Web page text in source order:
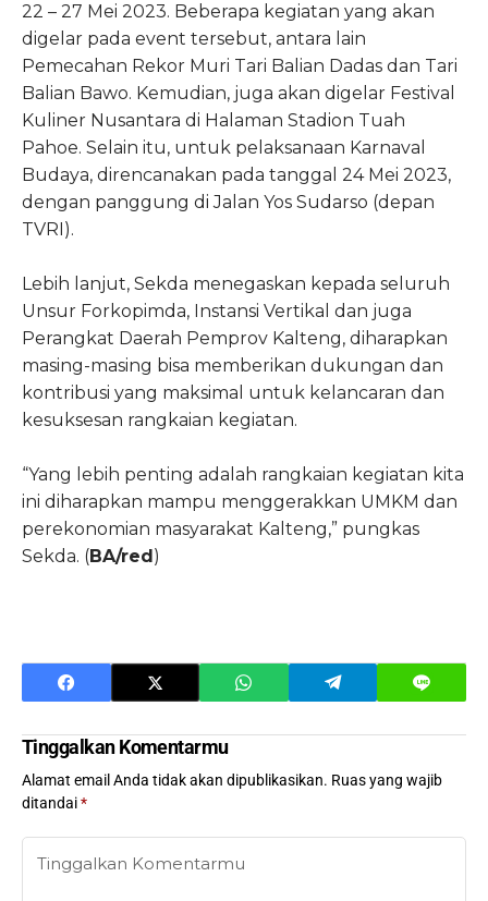
22 – 27 Mei 2023. Beberapa kegiatan yang akan
digelar pada event tersebut, antara lain
Pemecahan Rekor Muri Tari Balian Dadas dan Tari
Balian Bawo. Kemudian, juga akan digelar Festival
Kuliner Nusantara di Halaman Stadion Tuah
Pahoe. Selain itu, untuk pelaksanaan Karnaval
Budaya, direncanakan pada tanggal 24 Mei 2023,
dengan panggung di Jalan Yos Sudarso (depan
TVRI).
Lebih lanjut, Sekda menegaskan kepada seluruh
Unsur Forkopimda, Instansi Vertikal dan juga
Perangkat Daerah Pemprov Kalteng, diharapkan
masing-masing bisa memberikan dukungan dan
kontribusi yang maksimal untuk kelancaran dan
kesuksesan rangkaian kegiatan.
“Yang lebih penting adalah rangkaian kegiatan kita
ini diharapkan mampu menggerakkan UMKM dan
perekonomian masyarakat Kalteng,” pungkas
Sekda. (BA/red)
Tinggalkan Komentarmu
Alamat email Anda tidak akan dipublikasikan. Ruas yang wajib
ditandai*